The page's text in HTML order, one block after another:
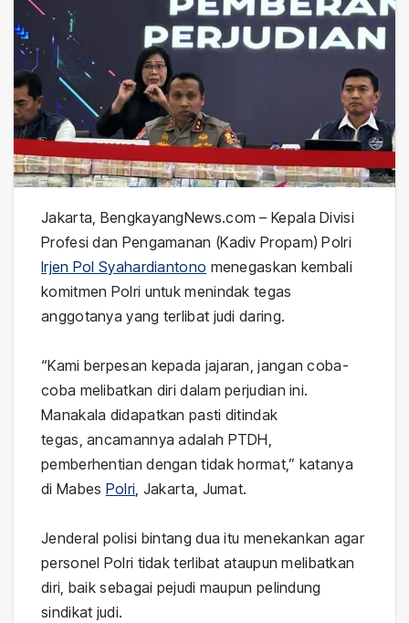
Jakarta, BengkayangNews.com – Kepala Divisi
Profesi dan Pengamanan (Kadiv Propam) Polri
Irjen Pol Syahardiantono menegaskan kembali
komitmen Polri untuk menindak tegas
anggotanya yang terlibat judi daring.
“Kami berpesan kepada jajaran, jangan coba-
coba melibatkan diri dalam perjudian ini.
Manakala didapatkan pasti ditindak
tegas, ancamannya adalah PTDH,
pemberhentian dengan tidak hormat,” katanya
di Mabes Polri, Jakarta, Jumat.
Jenderal polisi bintang dua itu menekankan agar
personel Polri tidak terlibat ataupun melibatkan
diri, baik sebagai pejudi maupun pelindung
sindikat judi.